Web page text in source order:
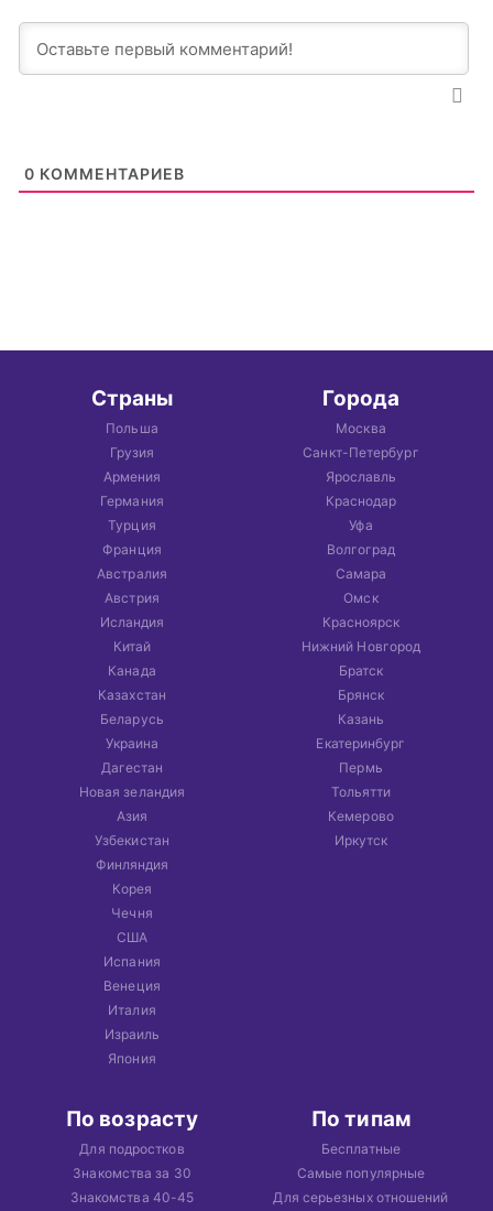
0 КОММЕНТАРИЕВ
Страны
Польша
Грузия
Армения
Германия
Турция
Франция
Австралия
Австрия
Исландия
Китай
Канада
Казахстан
Беларусь
Украина
Дагестан
Новая зеландия
Азия
Узбекистан
Финляндия
Корея
Чечня
США
Испания
Венеция
Италия
Израиль
Япония
Города
Москва
Санкт-Петербург
Ярославль
Краснодар
Уфа
Волгоград
Самара
Омск
Красноярск
Нижний Новгород
Братск
Брянск
Казань
Екатеринбург
Пермь
Тольятти
Кемерово
Иркутск
По возрасту
Для подростков
Знакомства за 30
Знакомства 40-45
По типам
Бесплатные
Самые популярные
Для серьезных отношений